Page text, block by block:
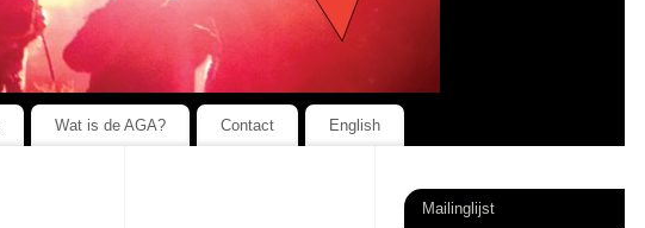
Wat is de AGA? Contact English
Mailinglijst